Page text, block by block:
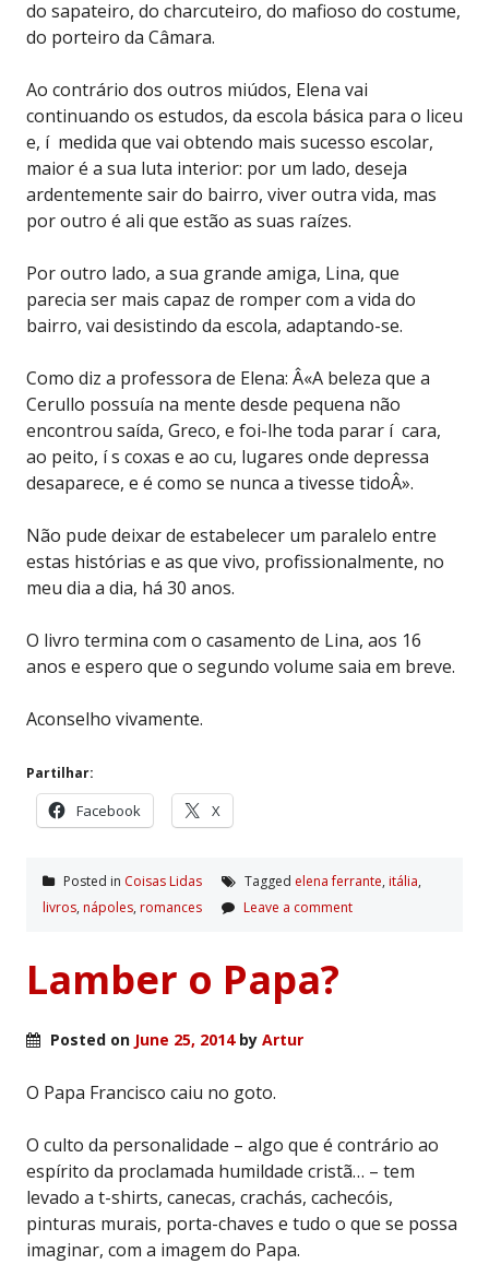
do sapateiro, do charcuteiro, do mafioso do costume,
do porteiro da Câmara.
Ao contrário dos outros miúdos, Elena vai
continuando os estudos, da escola básica para o liceu
e, í medida que vai obtendo mais sucesso escolar,
maior é a sua luta interior: por um lado, deseja
ardentemente sair do bairro, viver outra vida, mas
por outro é ali que estão as suas raízes.
Por outro lado, a sua grande amiga, Lina, que
parecia ser mais capaz de romper com a vida do
bairro, vai desistindo da escola, adaptando-se.
Como diz a professora de Elena: Â«A beleza que a
Cerullo possuía na mente desde pequena não
encontrou saída, Greco, e foi-lhe toda parar í cara,
ao peito, í s coxas e ao cu, lugares onde depressa
desaparece, e é como se nunca a tivesse tidoÂ».
Não pude deixar de estabelecer um paralelo entre
estas histórias e as que vivo, profissionalmente, no
meu dia a dia, há 30 anos.
O livro termina com o casamento de Lina, aos 16
anos e espero que o segundo volume saia em breve.
Aconselho vivamente.
Partilhar:
Facebook X
Posted in Coisas Lidas Tagged elena ferrante, itália,
livros, nápoles, romances Leave a comment
Lamber o Papa?
Posted on June 25, 2014by Artur
O Papa Francisco caiu no goto.
O culto da personalidade – algo que é contrário ao
espírito da proclamada humildade cristã… – tem
levado a t-shirts, canecas, crachás, cachecóis,
pinturas murais, porta-chaves e tudo o que se possa
imaginar, com a imagem do Papa.